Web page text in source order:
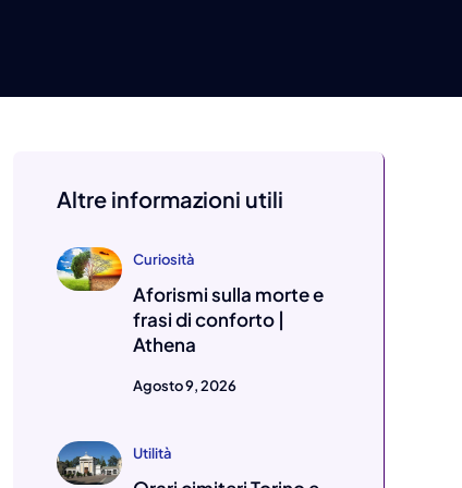
Altre informazioni utili
Curiosità
Aforismi sulla morte e
frasi di conforto |
Athena
Agosto 9, 2026
Utilità